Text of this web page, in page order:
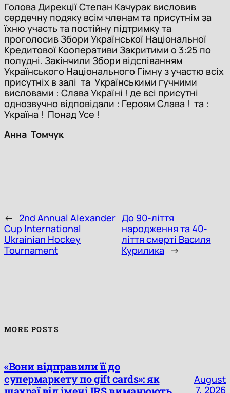
Голова Дирекції Степан Качурак висловив
сердечну подяку всім членам та присутнім за
їхню участь та постійну підтримку та
проголосив Збори Української Національної
Кредитової Кооперативи Закритими о 3:25 по
полудні. Закінчили Збори відспіванням
Українського Національного Гімну з участю всіх
присутніх в залі та Українськими гучними
висловами : Слава Україні ! де всі присутні
однозвучно відповідали : Героям Слава ! та :
Україна ! Понад Усе !
Анна Томчук
← 2nd Annual Alexander
Cup International
Ukrainian Hockey
Tournament
До 90-ліття
народження та 40-
ліття смерті Василя
Курилика →
MORE POSTS
«Вони відправили її до
супермаркету по gift cards»: як
August
7, 2026